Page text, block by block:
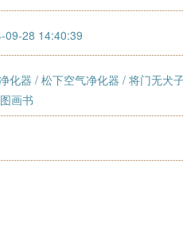
09-28 14:40:39
化器 / 松下空气净化器 / 将门无犬
画书